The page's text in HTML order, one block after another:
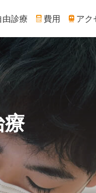
由診療 費用 アク
療